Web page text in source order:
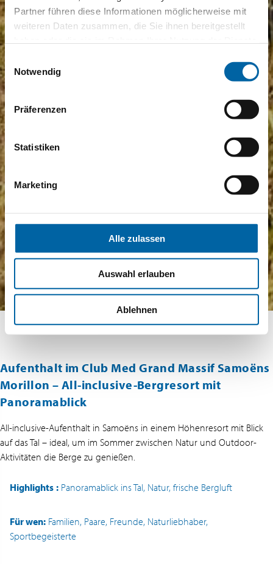
Partner führen diese Informationen möglicherweise mit
weiteren Daten zusammen, die Sie ihnen bereitgestellt
Einwilligungsauswahl
Notwendig
Präferenzen
Statistiken
Marketing
Alle zulassen
Auswahl erlauben
Ablehnen
Aufenthalt im Club Med Grand Massif Samoëns
Morillon – All-inclusive-Bergresort mit
Panoramablick
All-inclusive-Aufenthalt in Samoëns in einem Höhenresort mit Blick
auf das Tal – ideal, um im Sommer zwischen Natur und Outdoor-
Aktivitäten die Berge zu genießen.
Highlights : Panoramablick ins Tal, Natur, frische Bergluft
Für wen: Familien, Paare, Freunde, Naturliebhaber,
Sportbegeisterte